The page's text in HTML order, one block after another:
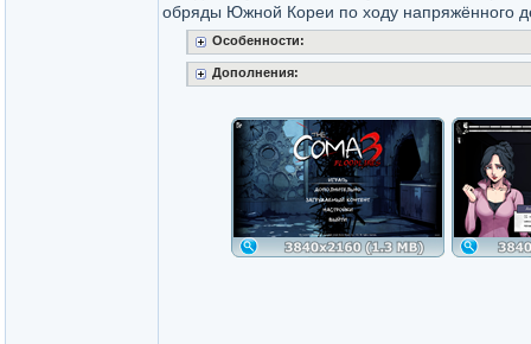
обряды Южной Кореи по ходу напряжённого
Особенности:
Дополнения: